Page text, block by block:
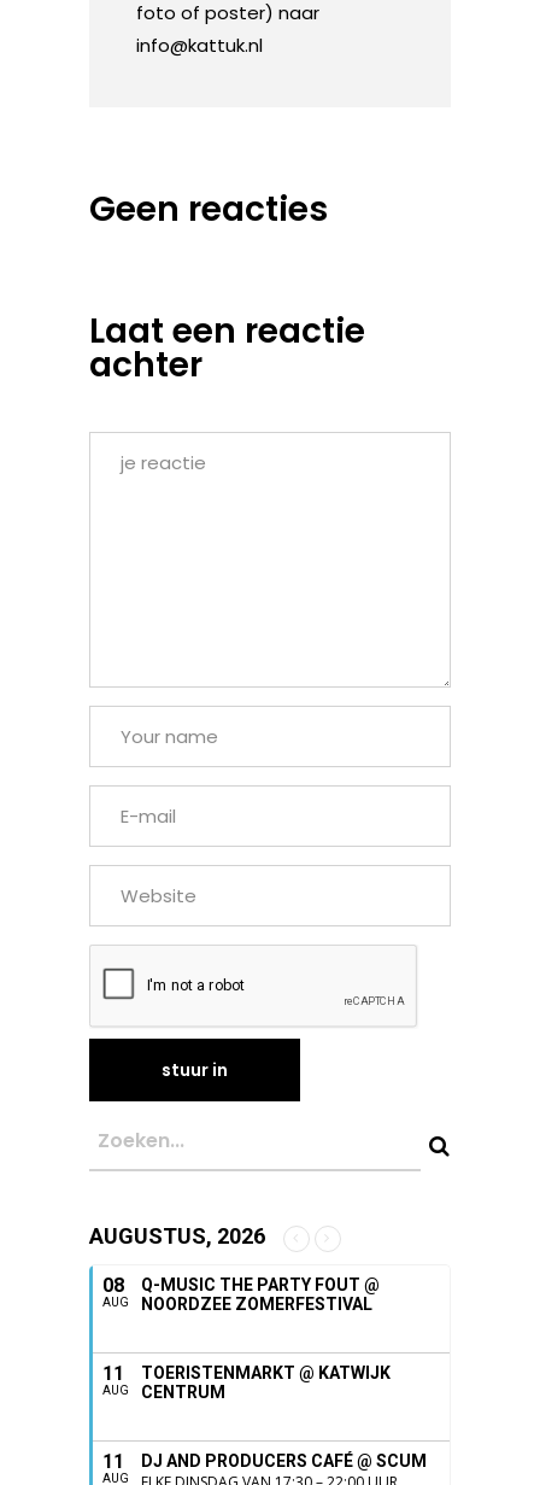
foto of poster) naar
info@kattuk.nl
Geen reacties
Laat een reactie
achter
AUGUSTUS, 2026
08
AUG
Q-MUSIC THE PARTY FOUT @
NOORDZEE ZOMERFESTIVAL
11
AUG
TOERISTENMARKT @ KATWIJK
CENTRUM
11
AUG
DJ AND PRODUCERS CAFÉ @ SCUM